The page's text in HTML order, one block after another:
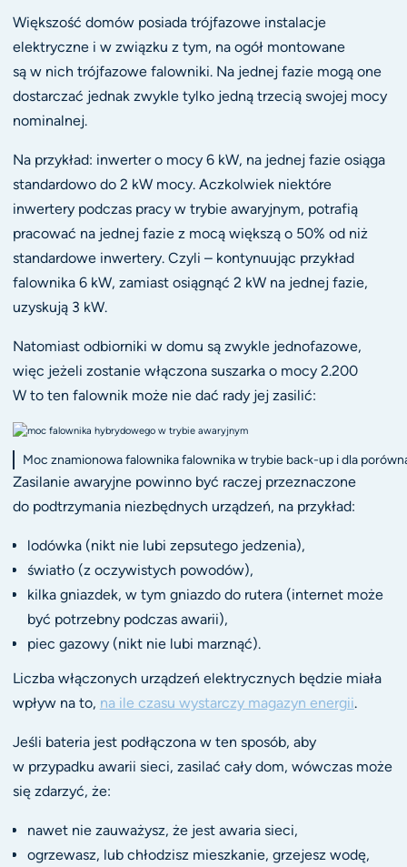
Większość domów posiada trójfazowe instalacje
elektryczne i w związku z tym, na ogół montowane
są w nich trójfazowe falowniki. Na jednej fazie mogą one
dostarczać jednak zwykle tylko jedną trzecią swojej mocy
nominalnej.
Na przykład: inwerter o mocy 6 kW, na jednej fazie osiąga
standardowo do 2 kW mocy. Aczkolwiek niektóre
inwertery podczas pracy w trybie awaryjnym, potrafią
pracować na jednej fazie z mocą większą o 50% od niż
standardowe inwertery. Czyli – kontynuując przykład
falownika 6 kW, zamiast osiągnąć 2 kW na jednej fazie,
uzyskują 3 kW.
Natomiast odbiorniki w domu są zwykle jednofazowe,
więc jeżeli zostanie włączona suszarka o mocy 2.200
W to ten falownik może nie dać rady jej zasilić:
Moc znamionowa falownika falownika w trybie back-up i dla
Zasilanie awaryjne powinno być raczej przeznaczone
do podtrzymania niezbędnych urządzeń, na przykład:
lodówka (nikt nie lubi zepsutego jedzenia),
światło (z oczywistych powodów),
kilka gniazdek, w tym gniazdo do rutera (internet może
być potrzebny podczas awarii),
piec gazowy (nikt nie lubi marznąć).
Liczba włączonych urządzeń elektrycznych będzie miała
wpływ na to, na ile czasu wystarczy magazyn energii.
Jeśli bateria jest podłączona w ten sposób, aby
w przypadku awarii sieci, zasilać cały dom, wówczas może
się zdarzyć, że:
nawet nie zauważysz, że jest awaria sieci,
ogrzewasz, lub chłodzisz mieszkanie, grzejesz wodę,